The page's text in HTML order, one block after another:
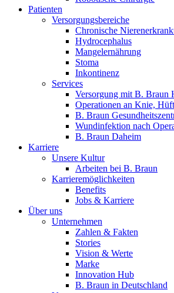
Patienten
Versorgungsbereiche
Chronische
Hydrocephalus
Mangelernährung
Stoma
Inkontinenz
Services
Versorgung mit B. Braun
Operationen an Knie,
B. Braun
Wundinfektion nach
B. Braun Daheim
Karriere
Unsere Kultur
Arbeiten bei B. Braun
Karrieremöglichkeiten
Benefits
Jobs & Karriere
Über uns
Unternehmen
Zahlen & Fakten
Stories
Vision & Werte
Marke
Innovation Hub
B. Braun in Deutschland